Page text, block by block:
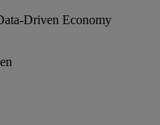
Driven Economy